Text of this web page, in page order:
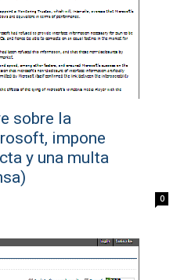
sobre la
impone
y una multa
0